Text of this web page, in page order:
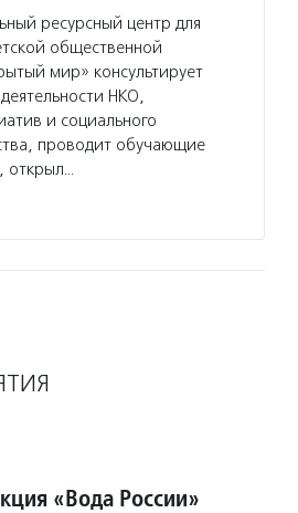
ресурсный центр для
общественной
мир» консультирует
НКО,
и социального
проводит обучающие
открыл…
«Вода России»